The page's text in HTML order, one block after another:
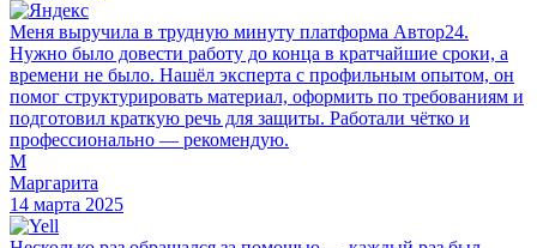
Меня выручила в трудную минуту платформа Автор24.
Нужно было довести работу до конца в кратчайшие сроки, а
времени не было. Нашёл эксперта с профильным опытом, он
помог структурировать материал, оформить по требованиям и
подготовил краткую речь для защиты. Работали чётко и
профессионально — рекомендую.
М
Маргарита
14 марта 2025